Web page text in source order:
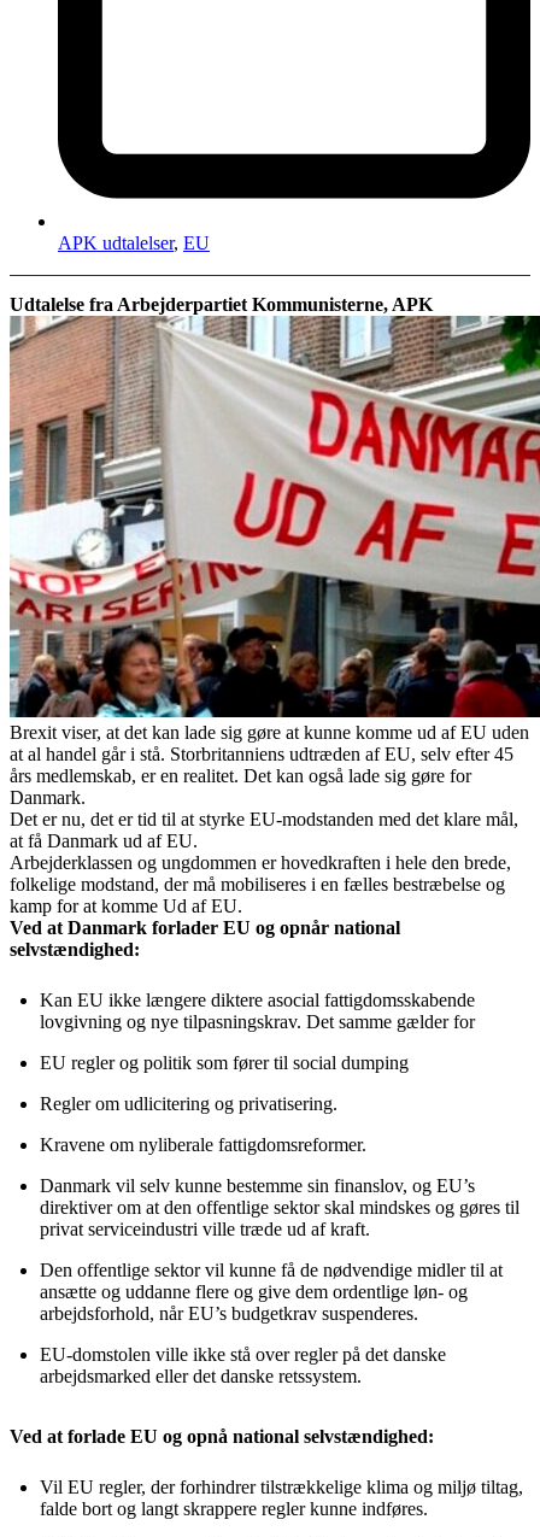
APK udtalelser, EU
Udtalelse fra Arbejderpartiet Kommunisterne, APK
Brexit viser, at det kan lade sig gøre at kunne komme ud af EU uden
at al handel går i stå. Storbritanniens udtræden af EU, selv efter 45
års medlemskab, er en realitet. Det kan også lade sig gøre for
Danmark.
Det er nu, det er tid til at styrke EU-modstanden med det klare mål,
at få Danmark ud af EU.
Arbejderklassen og ungdommen er hovedkraften i hele den brede,
folkelige modstand, der må mobiliseres i en fælles bestræbelse og
kamp for at komme Ud af EU.
Ved at Danmark forlader EU og opnår national
selvstændighed:
Kan EU ikke længere diktere asocial fattigdomsskabende
lovgivning og nye tilpasningskrav. Det samme gælder for
EU regler og politik som fører til social dumping
Regler om udlicitering og privatisering.
Kravene om nyliberale fattigdomsreformer.
Danmark vil selv kunne bestemme sin finanslov, og EU’s
direktiver om at den offentlige sektor skal mindskes og gøres til
privat serviceindustri ville træde ud af kraft.
Den offentlige sektor vil kunne få de nødvendige midler til at
ansætte og uddanne flere og give dem ordentlige løn- og
arbejdsforhold, når EU’s budgetkrav suspenderes.
EU-domstolen ville ikke stå over regler på det danske
arbejdsmarked eller det danske retssystem.
Ved at forlade EU og opnå national selvstændighed:
Vil EU regler, der forhindrer tilstrækkelige klima og miljø tiltag,
falde bort og langt skrappere regler kunne indføres.